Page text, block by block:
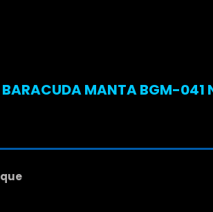
BARACUDA MANTA BGM-041